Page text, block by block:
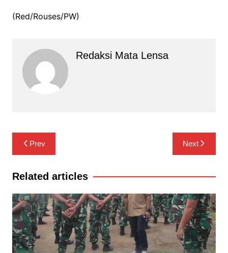
(Red/Rouses/PW)
Redaksi Mata Lensa
Navigasi
pos
Prev Next
Related articles